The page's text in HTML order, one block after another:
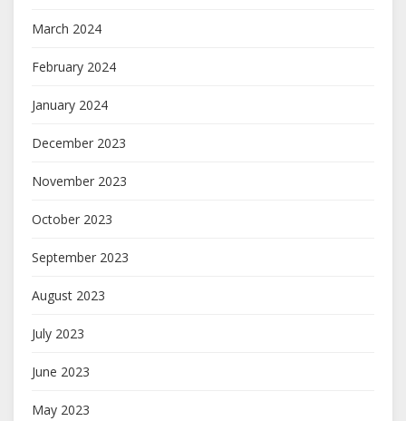
March 2024
February 2024
January 2024
December 2023
November 2023
October 2023
September 2023
August 2023
July 2023
June 2023
May 2023